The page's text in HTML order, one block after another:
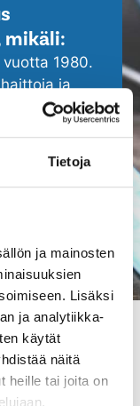
Tietoja
ja mainosten
Lisäksi
ja analytiikka-
käytät
näitä
heille tai joita on
mikäli:
1980.
ja
-